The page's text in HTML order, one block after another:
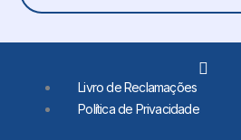
Livro de Reclamações
Política de Privacidade
L